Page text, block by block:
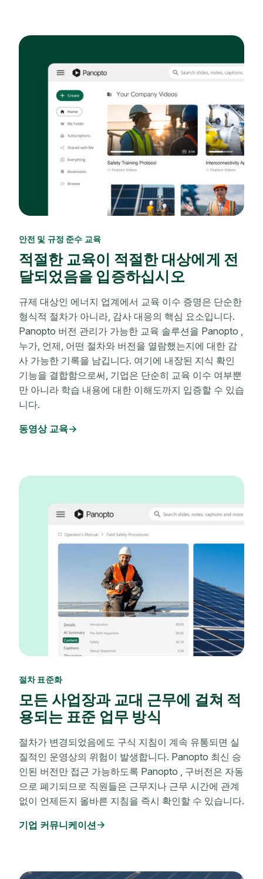
안전 및 규정 준수 교육
적절한 교육이 적절한 대상에게 전
달되었음을 입증하십시오
규제 대상인 에너지 업계에서 교육 이수 증명은 단순한
형식적 절차가 아니라, 감사 대응의 핵심 요소입니다.
Panopto 버전 관리가 가능한 교육 솔루션을 Panopto ,
누가, 언제, 어떤 절차와 버전을 열람했는지에 대한 감
사 가능한 기록을 남깁니다. 여기에 내장된 지식 확인
기능을 결합함으로써, 기업은 단순히 교육 이수 여부뿐
만 아니라 학습 내용에 대한 이해도까지 입증할 수 있습
니다.
동영상 교육
절차 표준화
모든 사업장과 교대 근무에 걸쳐 적
용되는 표준 업무 방식
절차가 변경되었음에도 구식 지침이 계속 유통되면 실
질적인 운영상의 위험이 발생합니다. Panopto 최신 승
인된 버전만 접근 가능하도록 Panopto , 구버전은 자동
으로 폐기되므로 직원들은 근무지나 근무 시간에 관계
없이 언제든지 올바른 지침을 즉시 확인할 수 있습니다.
기업 커뮤니케이션